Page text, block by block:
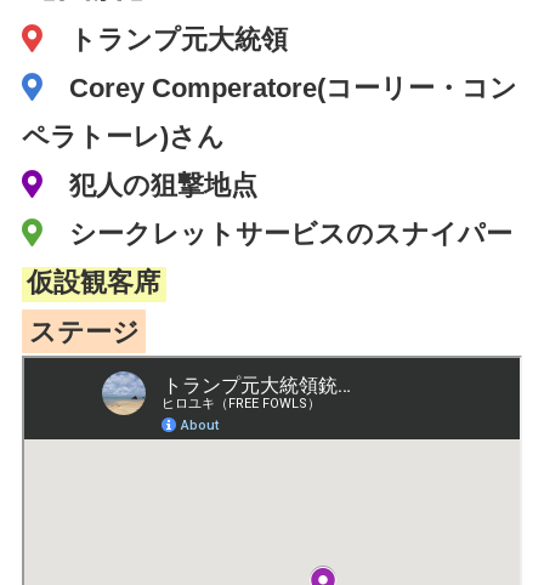
トランプ元大統領
Corey Comperatore(コーリー・コン
ペラトーレ)さん
犯人の狙撃地点
シークレットサービスのスナイパー
仮設観客席
ステージ